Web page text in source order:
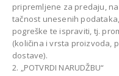
pripremljene za predaju,
tačnost unesenih
pogreške te ispraviti, tj.
(količina i vrsta proizvoda,
dostave).
2. „POTVRDI NARUDŽBU“